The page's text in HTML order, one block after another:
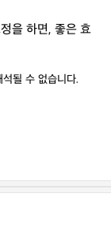
을 하면, 좋은 효
될 수 없습니다.